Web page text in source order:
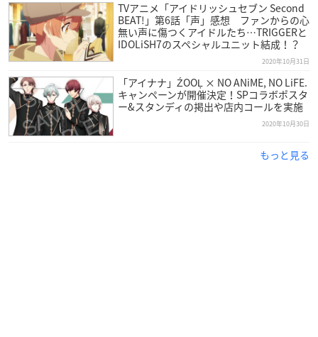
TVアニメ「アイドリッシュセブン Second
BEAT!」第6話「声」感想 ファンからの心
無い声に傷つくアイドルたち…TRIGGERと
IDOLiSH7のスペシャルユニット結成！？
2020年10月31日
「アイナナ」ŹOOĻ × NO ANiME, NO LiFE.
キャンペーンが開催決定！SPコラボポスタ
ー&スタンディの掲出や店内コールを実施
2020年10月30日
もっと見る